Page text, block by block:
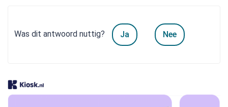
Was dit antwoord nuttig? Ja Nee